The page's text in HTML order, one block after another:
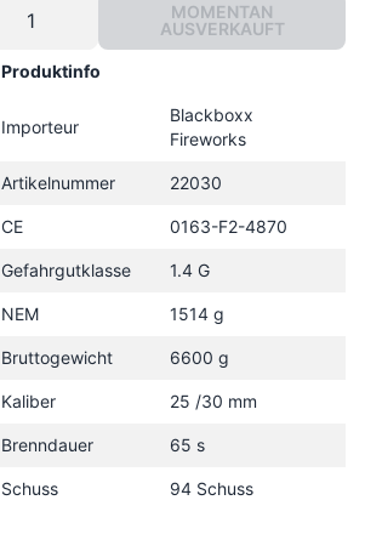
MOMENTAN
AUSVERKAUFT
Produktinfo
Importeur
Blackboxx
Fireworks
Artikelnummer 22030
CE 0163-F2-4870
Gefahrgutklasse 1.4 G
NEM 1514 g
Bruttogewicht 6600 g
Kaliber 25 /30 mm
Brenndauer 65 s
Schuss 94 Schuss